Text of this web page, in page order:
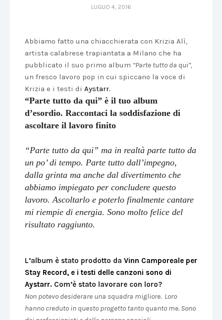
LUGLIO 4, 2016
Abbiamo fatto una chiacchierata con Krizia Alì,
artista calabrese trapiantata a Milano che ha
pubblicato il suo primo album “Parte tutto da qui”,
un fresco lavoro pop in cui spiccano la voce di
Krizia e i testi di Aystarr.
“Parte tutto da qui” è il tuo album
d’esordio. Raccontaci la soddisfazione di
ascoltare il lavoro finito
“Parte tutto da qui” ma in realtà parte tutto da
un po’ di tempo. Parte tutto dall’impegno,
dalla grinta ma anche dal divertimento che
abbiamo impiegato per concludere questo
lavoro. Ascoltarlo e poterlo finalmente cantare
mi riempie di energia. Sono molto felice del
risultato raggiunto.
L’album è stato prodotto da Vinn Camporeale per
Stay Record, e i testi delle canzoni sono di
Aystarr. Com’è stato lavorare con loro?
Non potevo desiderare una squadra migliore. Loro
hanno creduto in questo progetto tanto quanto me. Sono